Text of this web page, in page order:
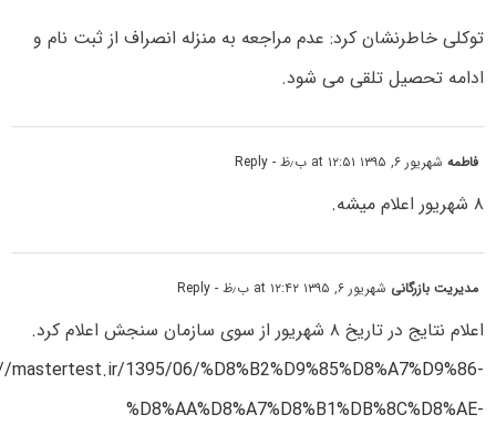
توکلی خاطرنشان کرد: عدم مراجعه به منزله انصراف از ثبت نام و
ادامه تحصیل تلقی می شود.
فاطمهشهریور ۶, ۱۳۹۵ at ۱۲:۵۱ ب٫ظ - Reply
۸ شهریور اعلام میشه.
مدیریت بازرگانی شهریور ۶, ۱۳۹۵ at ۱۲:۴۲ ب٫ظ - Reply
اعلام نتایج در تاریخ ۸ شهریور از سوی سازمان سنجش اعلام کرد.
1395/06/%D8%B2%D9%85%D8%A7%D9%86-
%D8%AA%D8%A7%D8%B1%DB%8C%D8%AE-